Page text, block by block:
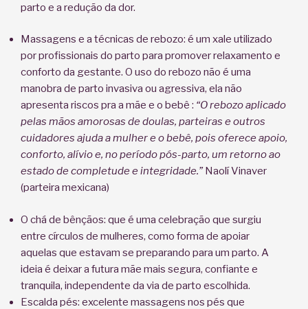
parto e a redução da dor.
Massagens e a técnicas de rebozo: é um xale utilizado
por profissionais do parto para promover relaxamento e
conforto da gestante. O uso do rebozo não é uma
manobra de parto invasiva ou agressiva, ela não
apresenta riscos pra a mãe e o bebê : “O rebozo aplicado
pelas mãos amorosas de doulas, parteiras e outros
cuidadores ajuda a mulher e o bebê, pois oferece apoio,
conforto, alívio e, no período pós-parto, um retorno ao
estado de completude e integridade.”Naolí Vinaver
(parteira mexicana)
O chá de bênçãos: que é uma celebração que surgiu
entre círculos de mulheres, como forma de apoiar
aquelas que estavam se preparando para um parto. A
ideia é deixar a futura mãe mais segura, confiante e
tranquila, independente da via de parto escolhida.
Escalda pés: excelente massagens nos pés que